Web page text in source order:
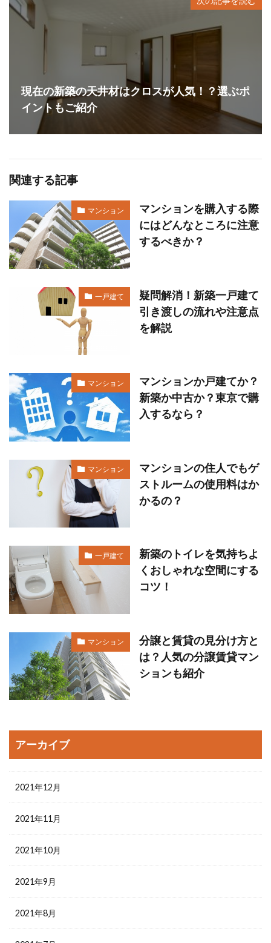
現在の新築の天井材はクロスが人気！？選ぶポ
イントもご紹介
関連する記事
マンション
マンションを購入する際
にはどんなところに注意
するべきか？
一戸建て
疑問解消！新築一戸建て
引き渡しの流れや注意点
を解説
マンション
マンションか戸建てか？
新築か中古か？東京で購
入するなら？
マンション
マンションの住人でもゲ
ストルームの使用料はか
かるの？
一戸建て
新築のトイレを気持ちよ
くおしゃれな空間にする
コツ！
マンション
分譲と賃貸の見分け方と
は？人気の分譲賃貸マン
ションも紹介
アーカイブ
2021年12月
2021年11月
2021年10月
2021年9月
2021年8月